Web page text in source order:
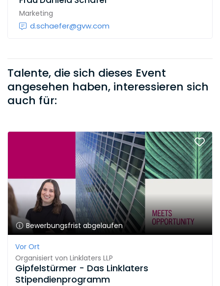
Marketing
d.schaefer@gvw.com
Talente, die sich dieses Event
angesehen haben, interessieren sich
auch für:
Bewerbungsfrist abgelaufen
Vor Ort
Organisiert von Linklaters LLP
Gipfelstürmer - Das Linklaters
Stipendienprogramm